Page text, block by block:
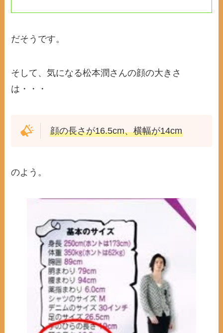
だそうです。
そして、気になる松本潤さんの顔の大きさ
は・・・
顔の長さが16.5cm、横幅が14cm
のよう。